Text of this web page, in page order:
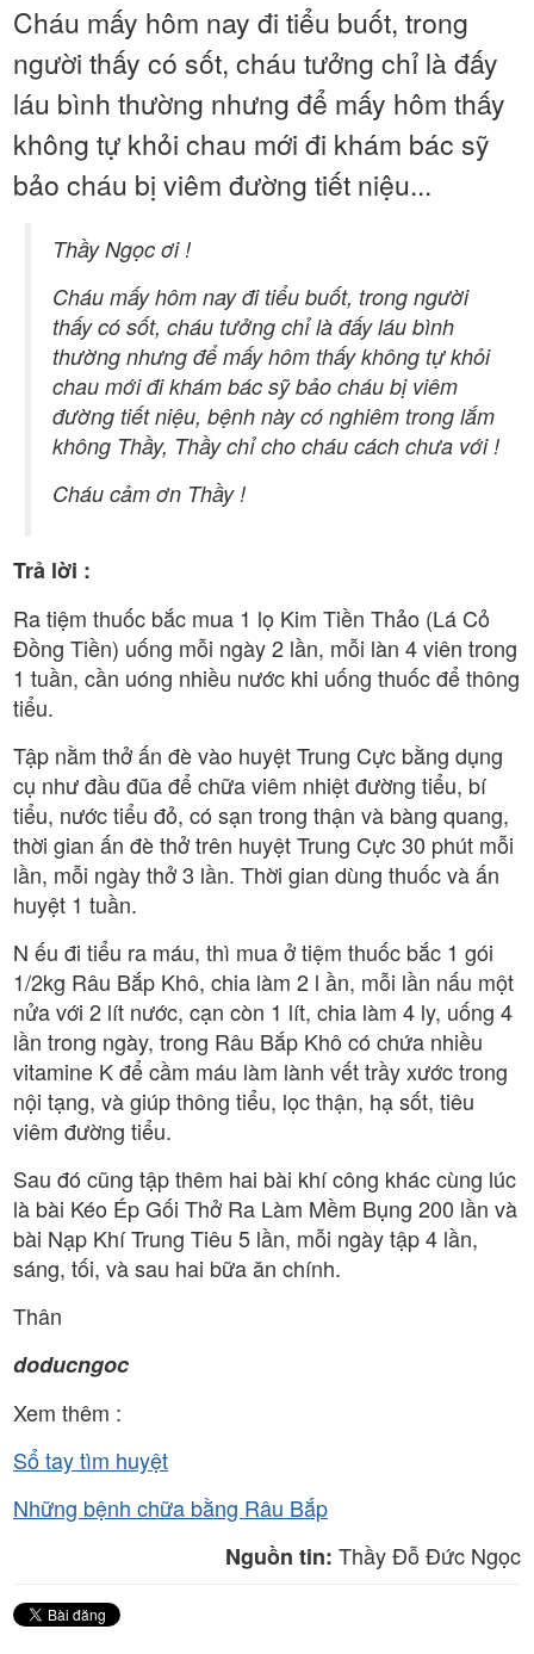
Cháu mấy hôm nay đi tiểu buốt, trong
người thấy có sốt, cháu tưởng chỉ là đấy
láu bình thường nhưng để mấy hôm thấy
không tự khỏi chau mới đi khám bác sỹ
bảo cháu bị viêm đường tiết niệu...
Thầy Ngọc ơi !
Cháu mấy hôm nay đi tiểu buốt, trong người
thấy có sốt, cháu tưởng chỉ là đấy láu bình
thường nhưng để mấy hôm thấy không tự khỏi
chau mới đi khám bác sỹ bảo cháu bị viêm
đường tiết niệu, bệnh này có nghiêm trong lắm
không Thầy, Thầy chỉ cho cháu cách chưa với !
Cháu cảm ơn Thầy !
Trả lời :
Ra tiệm thuốc bắc mua 1 lọ Kim Tiền Thảo (Lá Cỏ
Đồng Tiền) uống mỗi ngày 2 lần, mỗi làn 4 viên trong
1 tuần, cần uóng nhiều nước khi uống thuốc để thông
tiểu.
Tập nằm thở ấn đè vào huyệt Trung Cực bằng dụng
cụ như đầu đũa để chữa viêm nhiệt đường tiểu, bí
tiểu, nước tiểu đỏ, có sạn trong thận và bàng quang,
thời gian ấn đè thở trên huyệt Trung Cực 30 phút mỗi
lần, mỗi ngày thở 3 lần. Thời gian dùng thuốc và ấn
huyệt 1 tuần.
N ếu đi tiểu ra máu, thì mua ở tiệm thuốc bắc 1 gói
1/2kg Râu Bắp Khô, chia làm 2 l ần, mỗi lần nấu một
nửa với 2 lít nước, cạn còn 1 lít, chia làm 4 ly, uống 4
lần trong ngày, trong Râu Bắp Khô có chứa nhiều
vitamine K để cầm máu làm lành vết trầy xước trong
nội tạng, và giúp thông tiểu, lọc thận, hạ sốt, tiêu
viêm đường tiểu.
Sau đó cũng tập thêm hai bài khí công khác cùng lúc
là bài Kéo Ép Gối Thở Ra Làm Mềm Bụng 200 lần và
bài Nạp Khí Trung Tiêu 5 lần, mỗi ngày tập 4 lần,
sáng, tối, và sau hai bữa ăn chính.
Thân
doducngoc
Xem thêm :
Sổ tay tìm huyệt
Những bệnh chữa bằng Râu Bắp
Nguồn tin: Thầy Đỗ Đức Ngọc